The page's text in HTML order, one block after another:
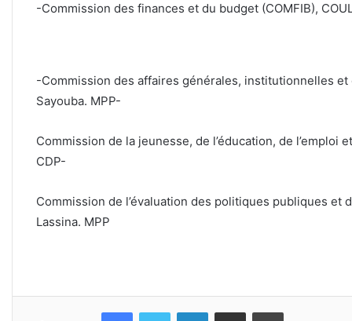
-Commission des finances et du budget (COMFIB),
-Commission des affaires générales, institutionnelles et
Sayouba. MPP-
Commission de la jeunesse, de l’éducation, de l’emploi
CDP-
Commission de l’évaluation des politiques publiques et
Lassina. MPP
FacebookTwitter LinkedinPartager par email Imprimer